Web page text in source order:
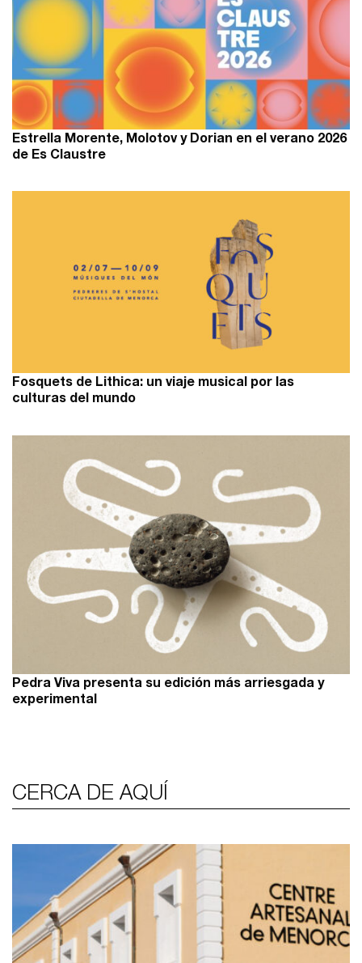
Estrella Morente, Molotov y Dorian en el verano 2026
de Es Claustre
Fosquets de Lithica: un viaje musical por las
culturas del mundo
Pedra Viva presenta su edición más arriesgada y
experimental
CERCA DE AQUÍ